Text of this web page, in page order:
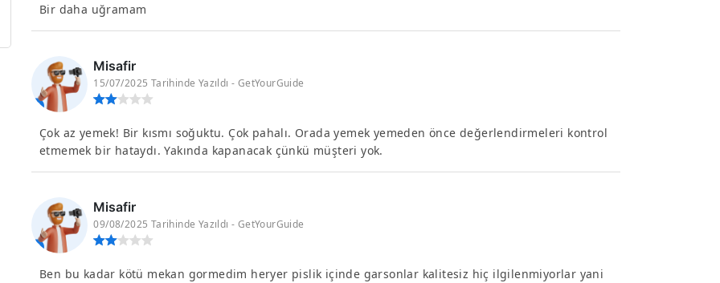
Bir daha uğramam
Misafir
15/07/2025 Tarihinde Yazıldı - GetYourGuide
Çok az yemek! Bir kısmı soğuktu. Çok pahalı. Orada yemek yemeden önce değerlendirmeleri kontrol
etmemek bir hataydı. Yakında kapanacak çünkü müşteri yok.
Misafir
09/08/2025 Tarihinde Yazıldı - GetYourGuide
Ben bu kadar kötü mekan gormedim heryer pislik içinde garsonlar kalitesiz hiç ilgilenmiyorlar yani